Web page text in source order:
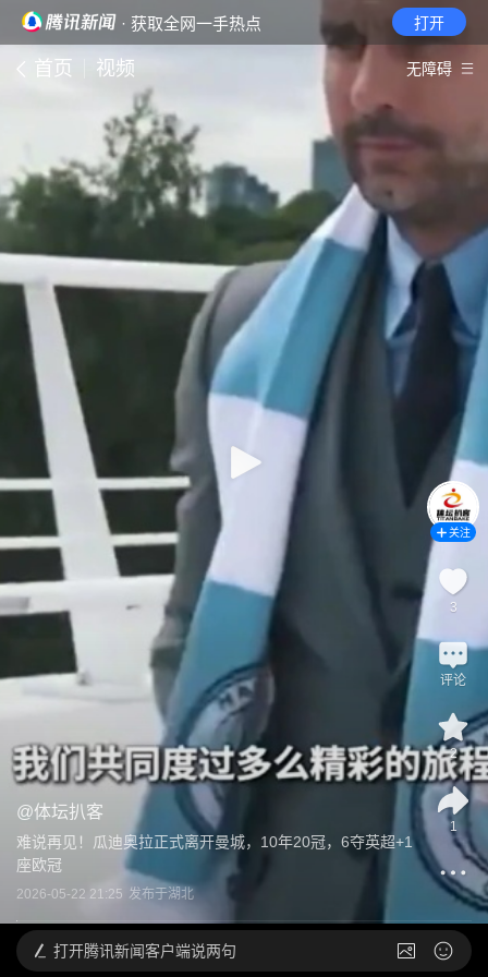
· 获取全网一手热点 打开
首页 视频 无障碍
@体坛扒客
难说再见！瓜迪奥拉正式离开曼城，10年20冠，6夺英超+1
座欧冠
2026-05-22 21:25 发布于湖北
关注
3
评论
2
1
打开腾讯新闻客户端说两句